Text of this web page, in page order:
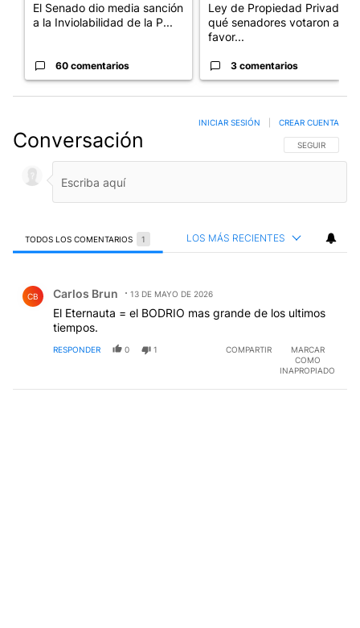
El Senado dio media sanción
a la Inviolabilidad de la P...
60 comentarios
Ley de Propiedad Privada:
qué senadores votaron a
favor...
3 comentarios
Conversación SIGA ESTA
SEGUIR
INICIAR SESIÓN CREAR CUENTA
TODOS LOS COMENTARIOS 1 LOS MÁS RECIENTES
CB Carlos Brun 13 DE MAYO DE 2026
El Eternauta = el BODRIO mas grande de los ultimos
tiempos.
RESPONDER 0 1 COMPARTIR
MARCAR
COMO
INAPROPIADO